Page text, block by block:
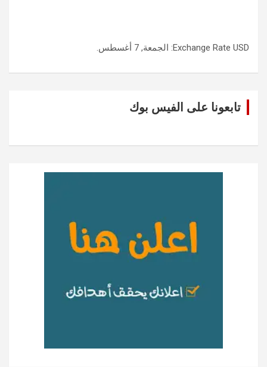
Exchange Rate USD : الجمعة, 7 أغسطس.
تابعونا على الفيس بوك